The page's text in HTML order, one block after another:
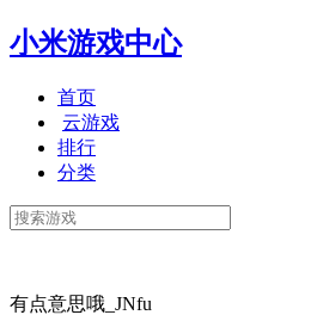
小米游戏中心
首页
云游戏
排行
分类
有点意思哦_JNfu